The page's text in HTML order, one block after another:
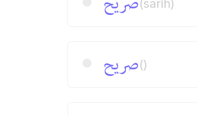
(sarih)
صریح()